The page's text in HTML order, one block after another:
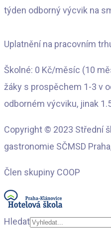
týden odborný výcvik na
Uplatnění na pracovním
Školné: 0 Kč/měsíc (10
žáky s prospěchem 1-3 v
odborném výcviku, jinak
Copyright © 2023 Střední
gastronomie SČMSD
Člen skupiny COOP
Hledat